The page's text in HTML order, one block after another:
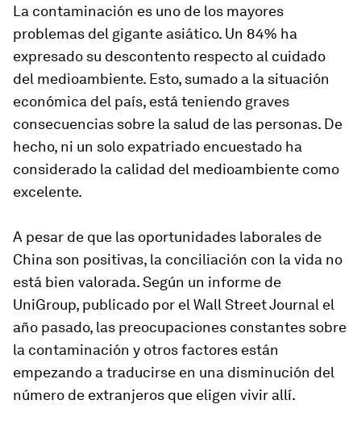
La contaminación es uno de los mayores
problemas del gigante asiático. Un 84% ha
expresado su descontento respecto al cuidado
del medioambiente. Esto, sumado a la situación
económica del país, está teniendo graves
consecuencias sobre la salud de las personas. De
hecho, ni un solo expatriado encuestado ha
considerado la calidad del medioambiente como
excelente.
A pesar de que las oportunidades laborales de
China son positivas, la conciliación con la vida no
está bien valorada. Según un informe de
UniGroup, publicado por el Wall Street Journal el
año pasado, las preocupaciones constantes sobre
la contaminación y otros factores están
empezando a traducirse en una disminución del
número de extranjeros que eligen vivir allí.